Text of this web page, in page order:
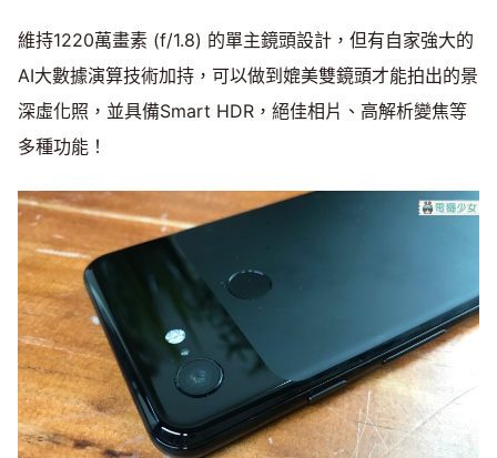
維持1220萬畫素 (f/1.8) 的單主鏡頭設計，但有自家強大的
AI大數據演算技術加持，可以做到媲美雙鏡頭才能拍出的景
深虛化照，並具備Smart HDR，絕佳相片、高解析變焦等
多種功能！